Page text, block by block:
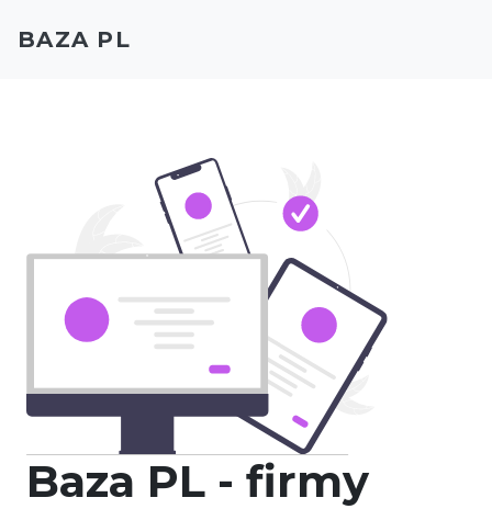
Baza PL - firmy
BAZA PL